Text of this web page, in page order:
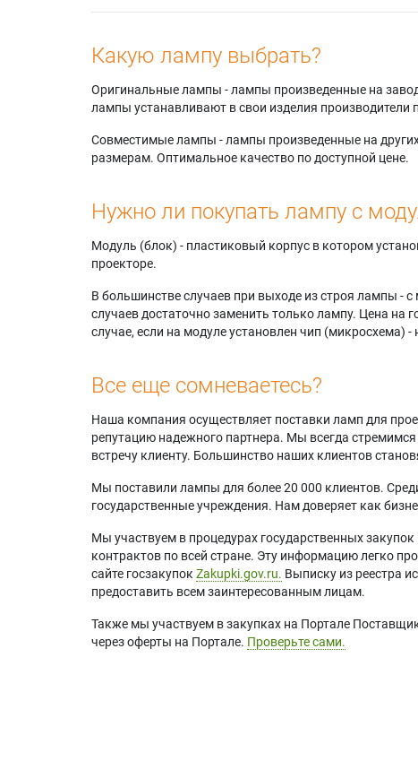
Какую лампу выбрать?
Оригинальные лампы - лампы произведенные на
лампы устанавливают в свои изделия
Совместимые лампы - лампы произведенные на
размерам. Оптимальное качество по доступной цене.
Нужно ли покупать лампу с
Модуль (блок) - пластиковый корпус в котором
проекторе.
В большинстве случаев при выходе из строя лампы -
случаев достаточно заменить только лампу. Цена
случае, если на модуле установлен чип (микросхема)
Все еще сомневаетесь?
Наша компания осуществляет поставки ламп для
репутацию надежного партнера. Мы всегда
встречу клиенту. Большинство наших клиентов
Мы поставили лампы для более 20 000 клиентов.
государственные учреждения. Нам доверяет как
Мы участвуем в процедурах государственных
контрактов по всей стране. Эту информацию легко
сайте госзакупок Zakupki.gov.ru. Выписку из реестра
предоставить всем заинтересованным лицам.
Также мы участвуем в закупках на Портале
через оферты на Портале. Проверьте сами.